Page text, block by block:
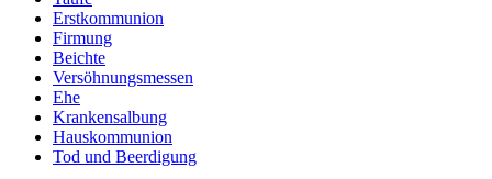
Erstkommunion
Firmung
Beichte
Versöhnungsmessen
Ehe
Krankensalbung
Hauskommunion
Tod und Beerdigung